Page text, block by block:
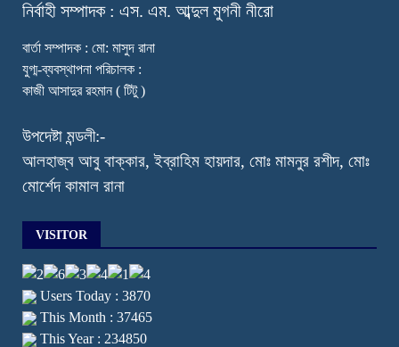
নির্বাহী সম্পাদক : এস. এম. আব্দুল মুগনী নীরো
বার্তা সম্পাদক : মো: মাসুদ রানা
যুগ্ম-ব্যবস্থাপনা পরিচালক :
কাজী আসাদুর রহমান ( টিটু )
উপদেষ্টা মন্ডলী:-
আলহাজ্ব আবু বাক্কার, ইব্রাহিম হায়দার, মোঃ মামনুর রশীদ, মোঃ
মোর্শেদ কামাল রানা
VISITOR
Users Today : 3870
This Month : 37465
This Year : 234850